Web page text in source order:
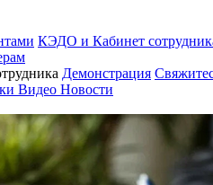
КЭДО и Кабинет
Демонстрация
Видео Новости